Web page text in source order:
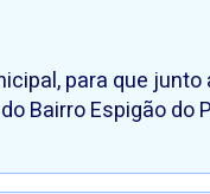
para que
Bairro Espigão do